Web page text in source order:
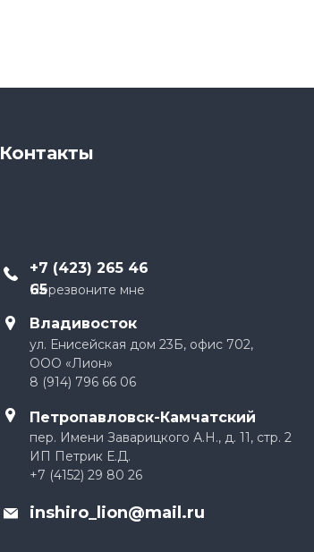
Контакты
+7 (423) 265 46
65
Владивосток
ул. Енисейская дом 23Б, офис 702,
ООО «Лион»
8 (914) 796 66 06
Петропавловск-Камчатский
пер. Имени Заварицкого А.Н., д. 11, стр. 2
ИП Петрик Е.Д.
+7 (4152) 29 80 26
inshiro_lion@mail.ru
Перезвоните мне